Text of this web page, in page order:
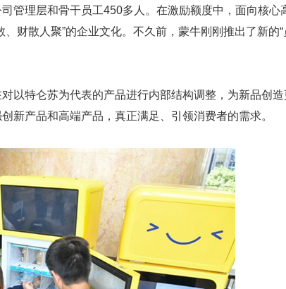
管理层和骨干员工450多人。在激励额度中，面向核心
财散人聚”的企业文化。不久前，蒙牛刚刚推出了新的
以特仑苏为代表的产品进行内部结构调整，为新品创
新产品和高端产品，真正满足、引领消费者的需求。